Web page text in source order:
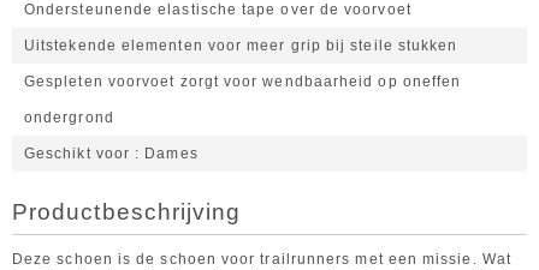
Ondersteunende elastische tape over de voorvoet
Uitstekende elementen voor meer grip bij steile stukken
Gespleten voorvoet zorgt voor wendbaarheid op oneffen
ondergrond
Geschikt voor Dames
Productbeschrijving
Deze schoen is de schoen voor trailrunners met een missie. Wat